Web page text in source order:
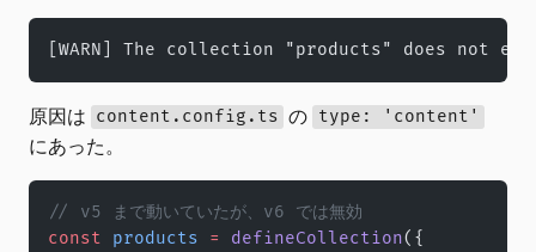
[WARN] The collection "products" does not
原因は content.config.ts の type: 'content'
にあった。
// v5 まで動いていたが、v6 では無効
const products = defineCollection({